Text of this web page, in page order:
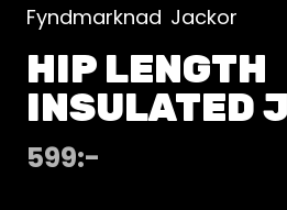
Fyndmarknad Jackor
HIP LENGTH
INSULATED
599:-